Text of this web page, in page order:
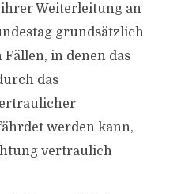
Weiterleitung an
grundsätzlich
in denen das
das
werden kann,
vertraulich